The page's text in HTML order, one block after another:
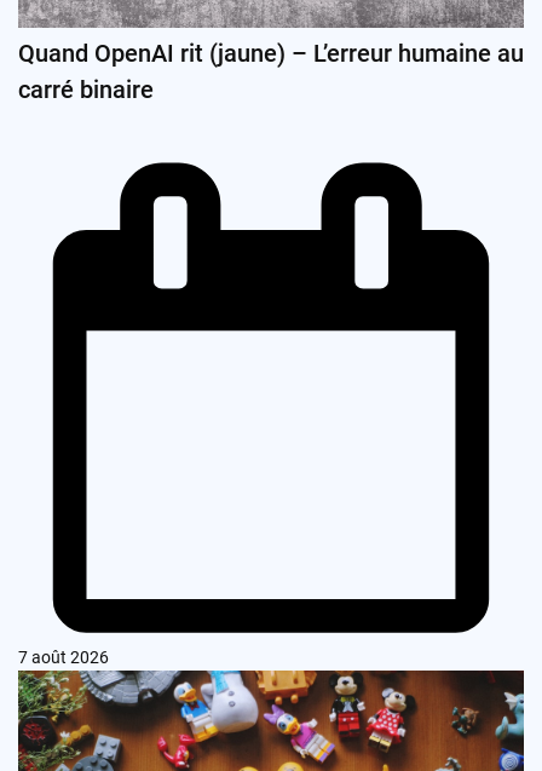
Quand OpenAI rit (jaune) – L’erreur humaine au
carré binaire
7 août 2026